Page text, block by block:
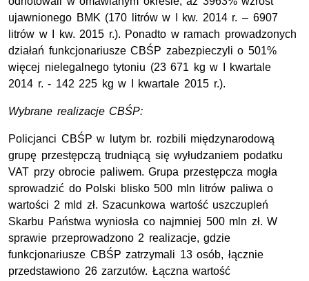
ujawnionego BMK (170 litrów w I kw. 2014 r. – 6907
litrów w I kw. 2015 r.). Ponadto w ramach prowadzonych
działań funkcjonariusze CBŚP zabezpieczyli o 501%
więcej nielegalnego tytoniu (23 671 kg w I kwartale
2014 r. - 142 225 kg w I kwartale 2015 r.).
Wybrane realizacje CBŚP:
Policjanci CBŚP w lutym br. rozbili międzynarodową
grupę przestępczą trudniącą się wyłudzaniem podatku
VAT przy obrocie paliwem. Grupa przestępcza mogła
sprowadzić do Polski blisko 500 mln litrów paliwa o
wartości 2 mld zł. Szacunkowa wartość uszczupleń
Skarbu Państwa wyniosła co najmniej 500 mln zł. W
sprawie przeprowadzono 2 realizacje, gdzie
funkcjonariusze CBŚP zatrzymali 13 osób, łącznie
przedstawiono 26 zarzutów. Łączna wartość